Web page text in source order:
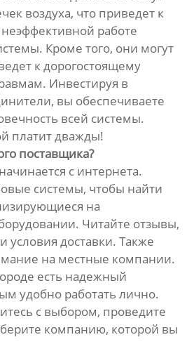
воздуха, что приведет к
работе
Кроме того, они могут
к дорогостоящему
Инвестируя в
вы обеспечиваете
всей системы.
платит дважды!
поставщика?
с интернета.
системы, чтобы найти
на
Читайте отзывы,
условия доставки. Также
на местные компании.
есть надежный
удобно работать лично.
с выбором, проведите
компанию, которой вы